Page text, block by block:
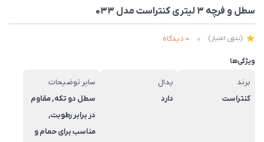
سطل و فرچه 3 لیتری کنتراست مدل 033
(بدون امتیاز) 0 دیدگاه
ویژگی‌ها
برند
کنتراست
پدال
دارد
سایر توضیحات
سطل دو تكه, مقاوم
در برابر رطوبت,
مناسب برای حمام و